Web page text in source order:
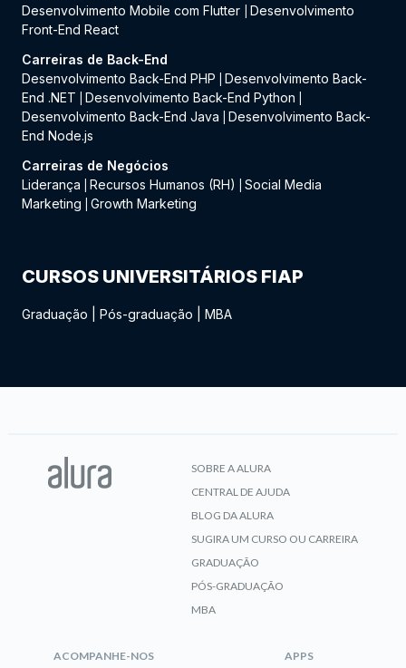
Desenvolvimento Mobile com Flutter
Desenvolvimento
Front-End React
Carreiras de Back-End
Desenvolvimento Back-End PHP
Desenvolvimento Back-
End .NET
Desenvolvimento Back-End Python
Desenvolvimento Back-End Java
Desenvolvimento Back-
End Node.js
Carreiras de Negócios
Liderança
Recursos Humanos (RH)
Social Media
Marketing
Growth Marketing
CURSOS UNIVERSITÁRIOS FIAP
Graduação Pós-graduação MBA
SOBRE A ALURA
CENTRAL DE AJUDA
BLOG DA ALURA
SUGIRA UM CURSO OU CARREIRA
GRADUAÇÃO
PÓS-GRADUAÇÃO
MBA
ACOMPANHE-NOS APPS